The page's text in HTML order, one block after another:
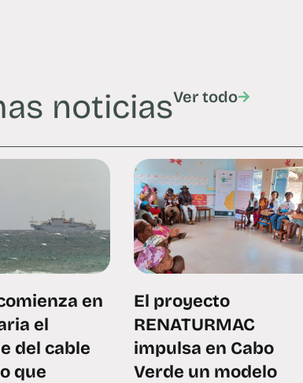
noticiasVer todo
en
el
del cable
que
El proyecto
RENATURMAC
impulsa en Cabo
Verde un modelo